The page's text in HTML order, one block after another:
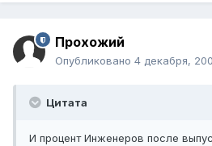
Прохожий
Опубликовано 4 декабря,
Цитата
И процент Инженеров после